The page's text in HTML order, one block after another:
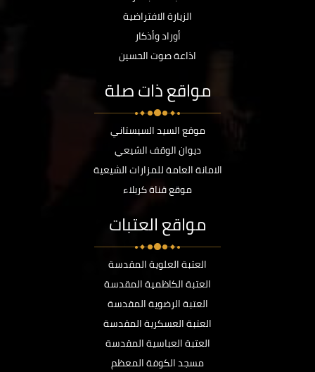
الزيارة الافتراضية
أوراد وأذكار
اذاعة صوت الحسين
مواقع ذات صلة
موقع السيد السيستاني
ديوان الوقف الشيعي
الامانة العامة للمزارات الشيعية
موقع قناة كربلاء
مواقع العتبات
العتبة العلوية المقدسة
العتبة الكاظمية المقدسة
العتبة الرضوية المقدسة
العتبة العسكرية المقدسة
العتبة العباسية المقدسة
مسجد الكوفة المعظم